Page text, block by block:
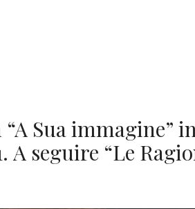
Sua immagine” in
A seguire “Le